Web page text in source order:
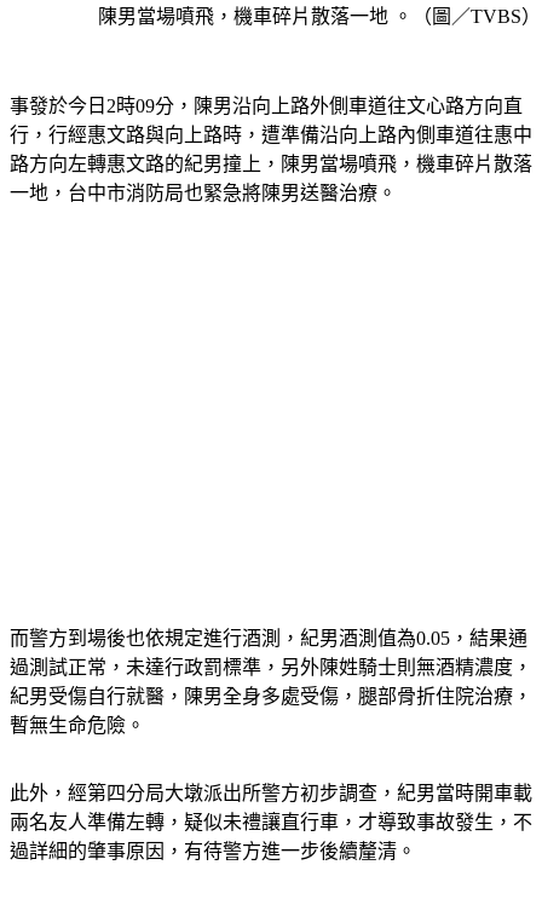
行，行經惠文路與向上路時，遭準備沿向上路內側車道往惠中
路方向左轉惠文路的紀男撞上，陳男當場噴飛，機車碎片散落
一地，台中市消防局也緊急將陳男送醫治療。
過測試正常，未達行政罰標準，另外陳姓騎士則無酒精濃度，
紀男受傷自行就醫，陳男全身多處受傷，腿部骨折住院治療，
暫無生命危險。
兩名友人準備左轉，疑似未禮讓直行車，才導致事故發生，不
過詳細的肇事原因，有待警方進一步後續釐清。